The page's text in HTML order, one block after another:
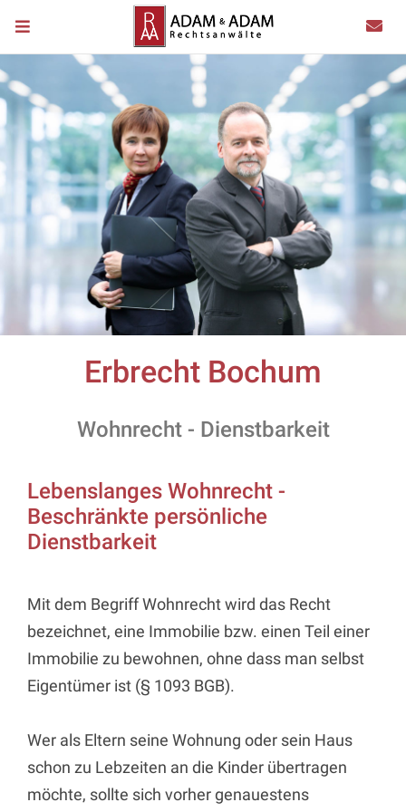
Erbrecht Bochum
Wohnrecht - Dienstbarkeit
Lebenslanges Wohnrecht -
Beschränkte persönliche
Dienstbarkeit
Mit dem Begriff Wohnrecht wird das Recht
bezeichnet, eine Immobilie bzw. einen Teil einer
Immobilie zu bewohnen, ohne dass man selbst
Eigentümer ist (§ 1093 BGB).
Wer als Eltern seine Wohnung oder sein Haus
schon zu Lebzeiten an die Kinder übertragen
möchte, sollte sich vorher genauestens